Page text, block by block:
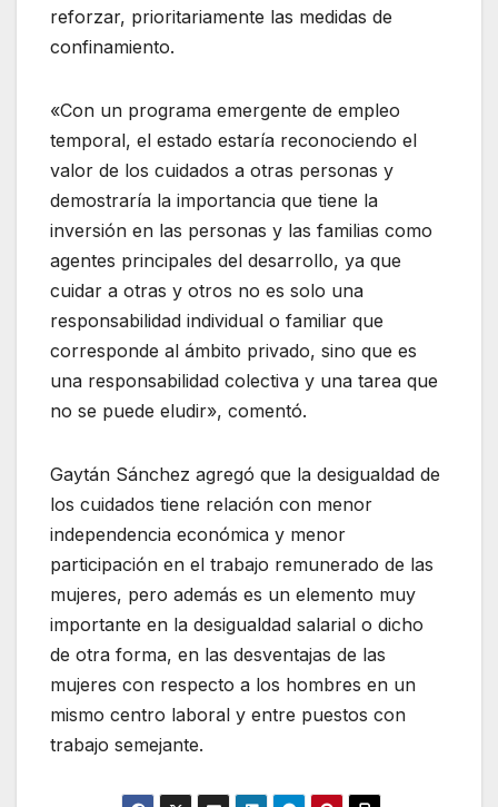
reforzar, prioritariamente las medidas de
confinamiento.
«Con un programa emergente de empleo
temporal, el estado estaría reconociendo el
valor de los cuidados a otras personas y
demostraría la importancia que tiene la
inversión en las personas y las familias como
agentes principales del desarrollo, ya que
cuidar a otras y otros no es solo una
responsabilidad individual o familiar que
corresponde al ámbito privado, sino que es
una responsabilidad colectiva y una tarea que
no se puede eludir», comentó.
Gaytán Sánchez agregó que la desigualdad de
los cuidados tiene relación con menor
independencia económica y menor
participación en el trabajo remunerado de las
mujeres, pero además es un elemento muy
importante en la desigualdad salarial o dicho
de otra forma, en las desventajas de las
mujeres con respecto a los hombres en un
mismo centro laboral y entre puestos con
trabajo semejante.